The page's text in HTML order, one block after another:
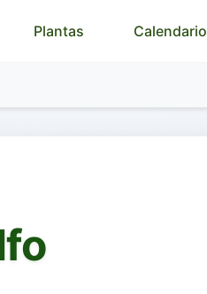
Plantas Calendario